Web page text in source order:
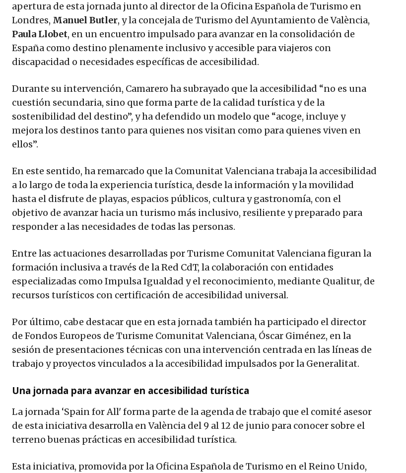
apertura de esta jornada junto al director de la Oficina Española de Turismo en
Londres, Manuel Butler, y la concejala de Turismo del Ayuntamiento de València,
Paula Llobet, en un encuentro impulsado para avanzar en la consolidación de
España como destino plenamente inclusivo y accesible para viajeros con
discapacidad o necesidades específicas de accesibilidad.
Durante su intervención, Camarero ha subrayado que la accesibilidad “no es una
cuestión secundaria, sino que forma parte de la calidad turística y de la
sostenibilidad del destino”, y ha defendido un modelo que “acoge, incluye y
mejora los destinos tanto para quienes nos visitan como para quienes viven en
ellos”.
En este sentido, ha remarcado que la Comunitat Valenciana trabaja la accesibilidad
a lo largo de toda la experiencia turística, desde la información y la movilidad
hasta el disfrute de playas, espacios públicos, cultura y gastronomía, con el
objetivo de avanzar hacia un turismo más inclusivo, resiliente y preparado para
responder a las necesidades de todas las personas.
Entre las actuaciones desarrolladas por Turisme Comunitat Valenciana figuran la
formación inclusiva a través de la Red CdT, la colaboración con entidades
especializadas como Impulsa Igualdad y el reconocimiento, mediante Qualitur, de
recursos turísticos con certificación de accesibilidad universal.
Por último, cabe destacar que en esta jornada también ha participado el director
de Fondos Europeos de Turisme Comunitat Valenciana, Óscar Giménez, en la
sesión de presentaciones técnicas con una intervención centrada en las líneas de
trabajo y proyectos vinculados a la accesibilidad impulsados por la Generalitat.
Una jornada para avanzar en accesibilidad turística
La jornada ‘Spain for All' forma parte de la agenda de trabajo que el comité asesor
de esta iniciativa desarrolla en València del 9 al 12 de junio para conocer sobre el
terreno buenas prácticas en accesibilidad turística.
Esta iniciativa, promovida por la Oficina Española de Turismo en el Reino Unido,